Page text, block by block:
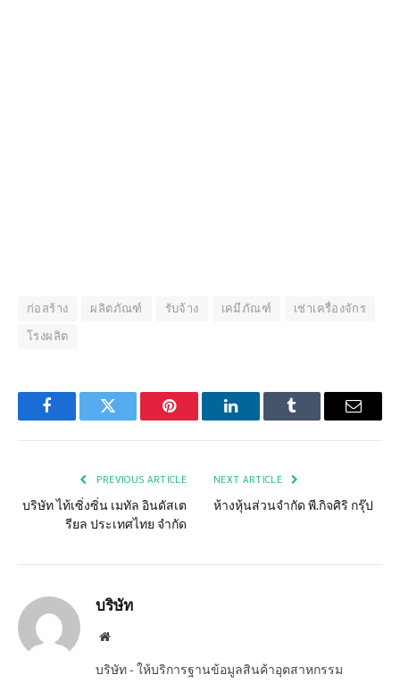
ก่อสร้าง ผลิตภัณฑ์ รับจ้าง เคมีภัณฑ์
เช่าเครื่องจักร
โรงผลิต
FacebookTwitter Pinterest LinkedInTumblr Email
PREVIOUS ARTICLE
บริษัท ไท้เซิ่งซิ่น เมทัล อินดัสเต
รียล ประเทศไทย จำกัด
NEXT ARTICLE
ห้างหุ้นส่วนจำกัด พี.กิจศิริ กรุ๊ป
บริษัท
Website
บริษัท - ให้บริการฐานข้อมูลสินค้าอุตสาหกรรม